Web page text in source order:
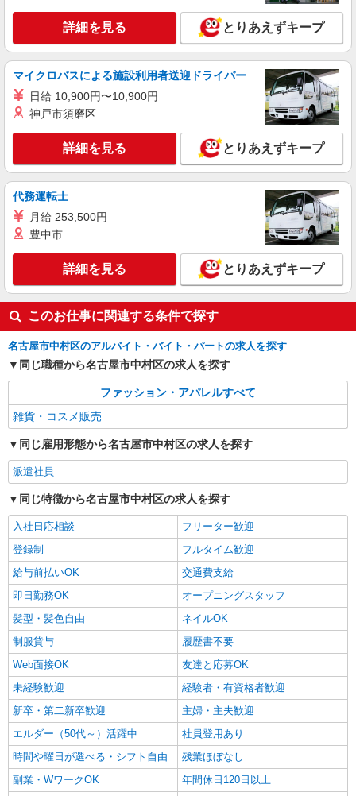
詳細を見る
派遣社員
株式会社iDA（20097379）
時給1400円〜1500円 ご経験・スキルにより考
慮致します スマホでかんたんに前払いで給与が受
け取れます（※上限、条件あり）
愛知県名古屋市中村区 JR東海道線・中央線・
関西線 名古屋駅下車すぐ、名鉄 名鉄名古屋駅下車
すぐ
詳細を見る
派遣社員
株式会社iDA（20072163）
キッチン雑貨販売
時給1500円〜1550円 ご経験・スキルにより考
慮致します スマホでかんたんに前払いで給与が受
け取れます（※上限、条件あり）
愛知県名古屋市中村区 JR線・名鉄線・近鉄
線・地下鉄・臨海高速鉄道 名古屋駅直結
キープ 詳細を見る
株式会社iDA（20096534）
バッグ販売
け取れます（※上限、条件あり）
徒歩約5分、名鉄名古屋駅 中央改札口より徒歩約3
分
キープ 詳細を見る
詳細を見る とりあえずキープ
マイクロバスによる施設利用者送迎ドライバー
日給 10,900円〜10,900円
神戸市須磨区
詳細を見る とりあえずキープ
代務運転士
月給 253,500円
豊中市
詳細を見る とりあえずキープ
このお仕事に関連する条件で探す
名古屋市中村区のアルバイト・バイト・パートの求人を探す
同じ職種から名古屋市中村区の求人を探す
ファッション・アパレルすべて
雑貨・コスメ販売
同じ雇用形態から名古屋市中村区の求人を探す
派遣社員
同じ特徴から名古屋市中村区の求人を探す
入社日応相談
フリーター歓迎
登録制
フルタイム歓迎
給与前払いOK
交通費支給
即日勤務OK
オープニングスタッフ
髪型・髪色自由
ネイルOK
制服貸与
履歴書不要
Web面接OK
友達と応募OK
未経験歓迎
経験者・有資格者歓迎
新卒・第二新卒歓迎
主婦・主夫歓迎
エルダー（50代～）活躍中
社員登用あり
時間や曜日が選べる・シフト自由
残業ほぼなし
副業・WワークOK
年間休日120日以上